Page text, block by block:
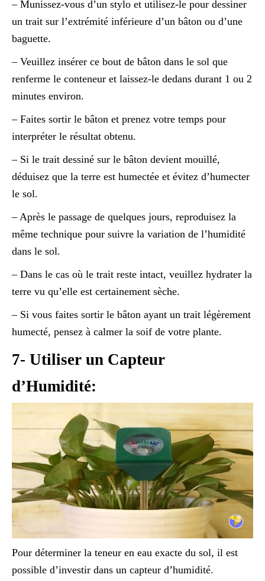
– Munissez-vous d’un stylo et utilisez-le pour dessiner
un trait sur l’extrémité inférieure d’un bâton ou d’une
baguette.
– Veuillez insérer ce bout de bâton dans le sol que
renferme le conteneur et laissez-le dedans durant 1 ou 2
minutes environ.
– Faites sortir le bâton et prenez votre temps pour
interpréter le résultat obtenu.
– Si le trait dessiné sur le bâton devient mouillé,
déduisez que la terre est humectée et évitez d’humecter
le sol.
– Après le passage de quelques jours, reproduisez la
même technique pour suivre la variation de l’humidité
dans le sol.
– Dans le cas où le trait reste intact, veuillez hydrater la
terre vu qu’elle est certainement sèche.
– Si vous faites sortir le bâton ayant un trait légèrement
humecté, pensez à calmer la soif de votre plante.
7- Utiliser un Capteur
d’Humidité:
Pour déterminer la teneur en eau exacte du sol, il est
possible d’investir dans un capteur d’humidité.